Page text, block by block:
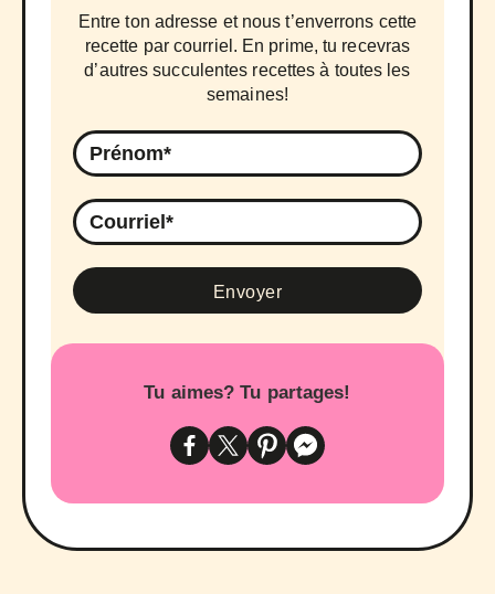
Entre ton adresse et nous t’enverrons cette
recette par courriel. En prime, tu recevras
d’autres succulentes recettes à toutes les
semaines!
Tu aimes? Tu partages!